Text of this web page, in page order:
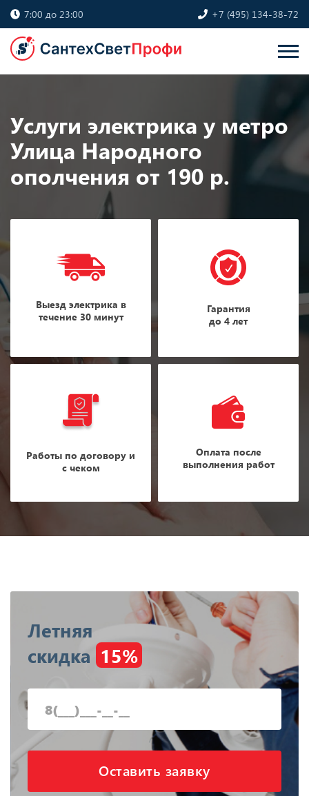
7:00 до 23:00 +7 (495) 134-38-72
Услуги электрика у метро
Улица Народного
ополчения от 190 р.
Выезд электрика в
течение 30 минут
Гарантия
до 4 лет
Работы по договору и
с чеком
Оплата после
выполнения работ
Летняя
скидка 15%
Оставить заявку